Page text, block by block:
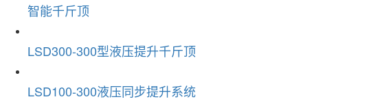
智能千斤顶
LSD300-300型液压提升千斤顶
LSD100-300液压同步提升系统